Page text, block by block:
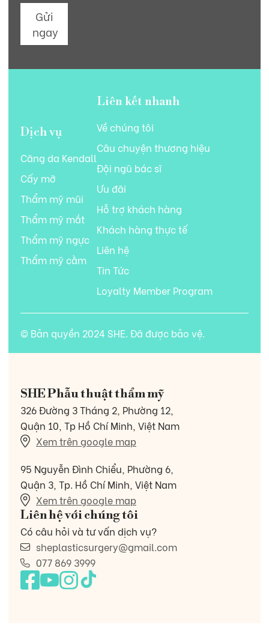
Gửi
ngay
Dịch vụ
Căng da Kendall
Cấy mỡ
Thẩm mỹ mũi
Thẩm mỹ mắt
Thẩm mỹ ngực
Thẩm mỹ cằm
Liên kết nhanh
Về chúng tôi
Câu chuyện thương hiệu
Đội ngũ bác sĩ
Ưu đãi
Hỗ trợ khách hàng
Khách hàng thực tế
Liên hệ
Tin Tức
Loyalty Member Program
© Bản quyền 2024 SHE. Đã được bảo vệ.
SHE Phẫu thuật thẩm mỹ
326 Đường 3 Tháng 2, Phường 12,
Quận 10, Tp Hồ Chí Minh, Việt Nam
Xem trên google map
95 Nguyễn Đình Chiểu, Phường 6,
Quận 3, Tp. Hồ Chí Minh, Việt Nam
Xem trên google map
Liên hệ với chúng tôi
Có câu hỏi và tư vấn dịch vụ?
sheplasticsurgery@gmail.com
077 869 3999